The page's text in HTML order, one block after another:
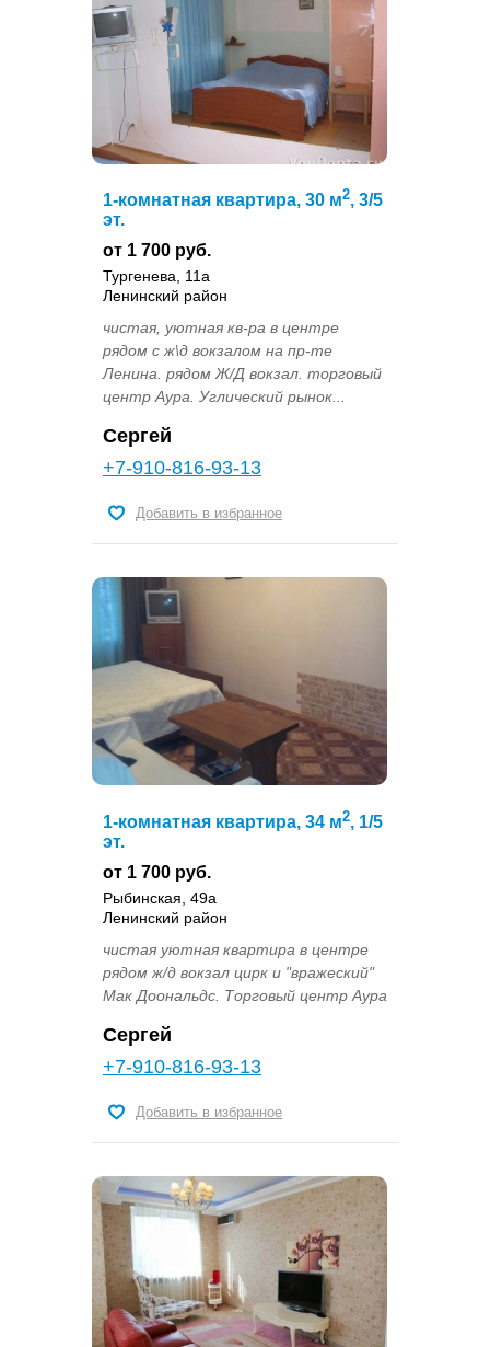
1-комнатная квартира, 30 м2, 3/5
эт.
от 1 700 руб.
Тургенева, 11а
Ленинский район
чистая, уютная кв-ра в центре
рядом с ж\д вокзалом на пр-те
Ленина. рядом Ж/Д вокзал. торговый
центр Аура. Углический рынок...
Сергей
+7-910-816-93-13
Добавить в избранное
1-комнатная квартира, 34 м2, 1/5
эт.
от 1 700 руб.
Рыбинская, 49а
Ленинский район
чистая уютная квартира в центре
рядом ж/д вокзал цирк и "вражеский"
Мак Доональдс. Торговый центр Аура
Сергей
+7-910-816-93-13
Добавить в избранное